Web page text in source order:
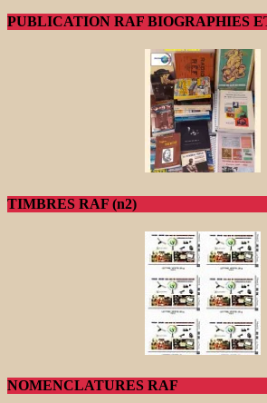
PUBLICATION RAF BIOGRAPHIES
TIMBRES RAF (n2)
NOMENCLATURES RAF